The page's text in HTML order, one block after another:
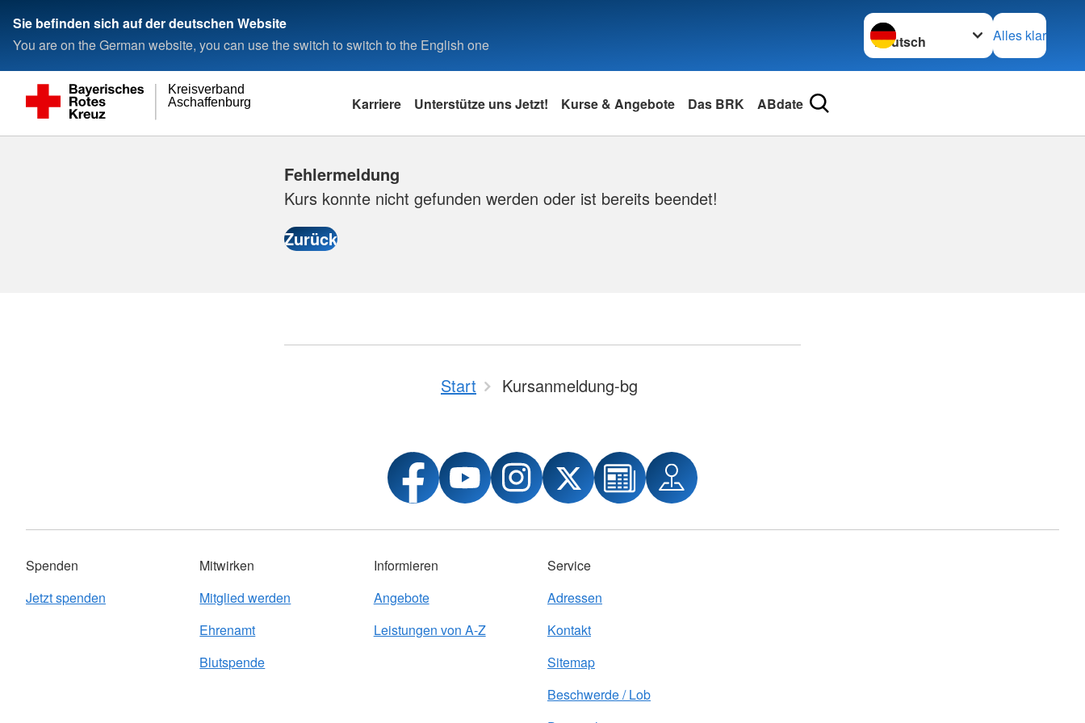
Sie befinden sich auf der deutschen Website
You are on the German website, you can use the switch to switch to the English one
Sprache wechseln zu
Alles klar
Aschaffenburg
Kreisverband
Karriere Unterstütze uns Jetzt! Kurse & Angebote Das BRK ABdate
Fehlermeldung
Kurs konnte nicht gefunden werden oder ist bereits beendet!
Start Kursanmeldung-bg
Spenden
Jetzt spenden
Mitwirken
Mitglied werden
Ehrenamt
Blutspende
Informieren
Angebote
Leistungen von A-Z
Service
Adressen
Kontakt
Sitemap
Beschwerde / Lob